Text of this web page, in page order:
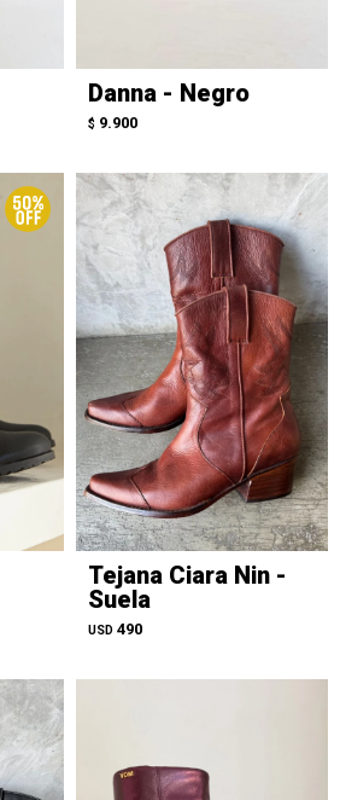
Danna - Negro
$ 9.900
Tejana Ciara Nin -
Suela
USD 490